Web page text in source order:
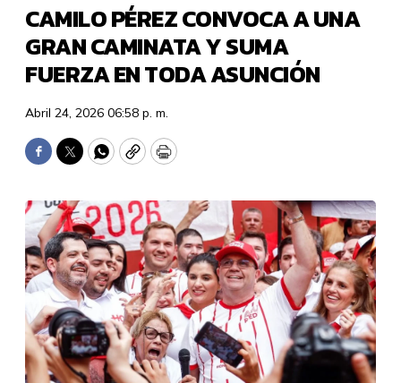
CAMILO PÉREZ CONVOCA A UNA
GRAN CAMINATA Y SUMA
FUERZA EN TODA ASUNCIÓN
Abril 24, 2026 06:58 p. m.
Facebook
TwitterWhatsApp
CopyPrint